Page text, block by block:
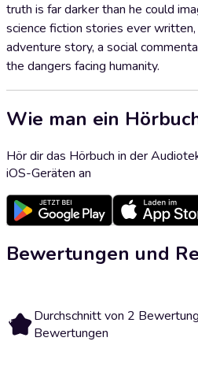
truth is far darker than he could
science fiction stories ever written,
adventure story, a social
the dangers facing humanity.
Wie man ein
Hör dir das Hörbuch in der
iOS-Geräten an
Bewertungen und
4 Durchschnitt von 2
Bewertungen